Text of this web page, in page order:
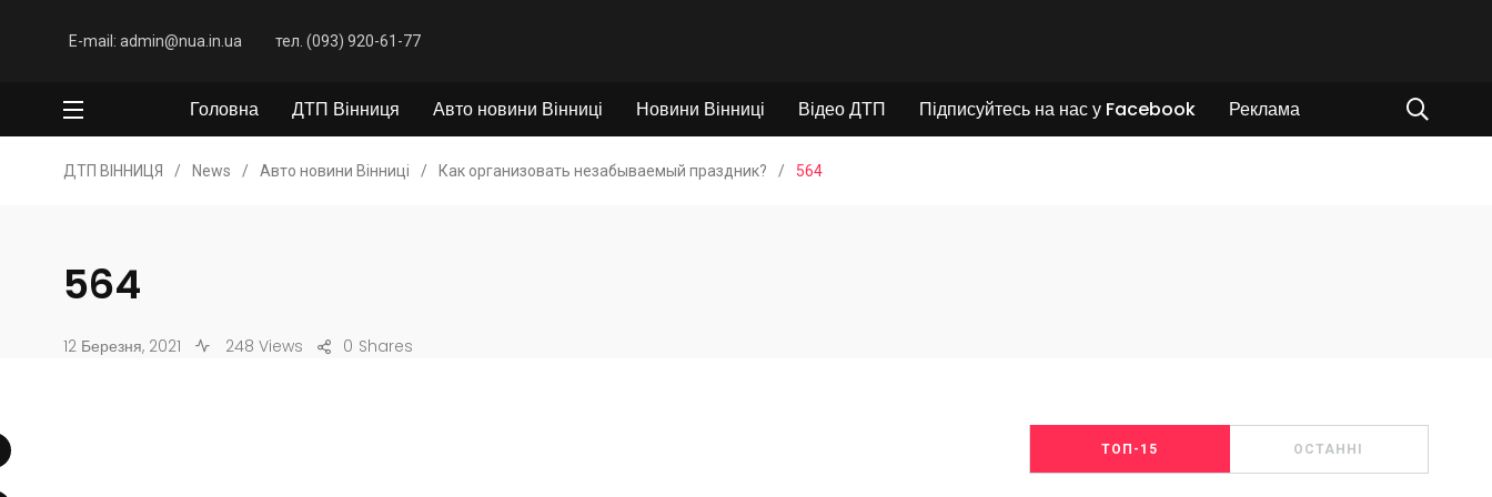
E-mail: admin@nua.in.ua тел. (093) 920-61-77
Головна ДТП Вінниця Авто новини Вінниці Новини Вінниці Відео ДТП Підписуйтесь на нас у Facebook Реклама
ДТП ВІННИЦЯ / News / Авто новини Вінниці / Как организовать незабываемый праздник? / 564
564
12 Березня, 2021 248 Views Shares
0
ТОП-15 ОСТАННІ